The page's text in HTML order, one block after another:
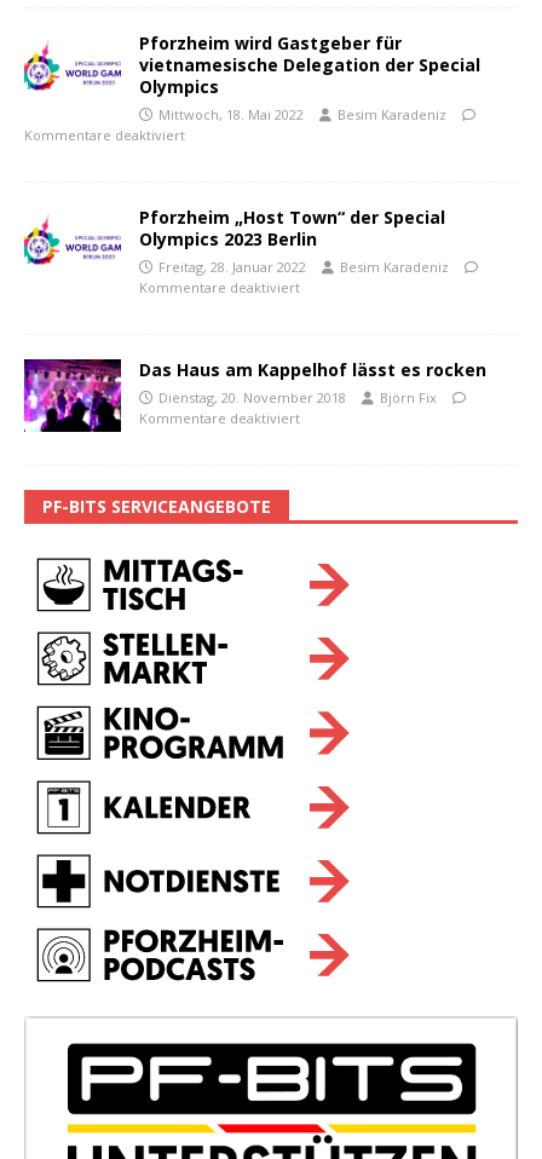
Pforzheim wird Gastgeber für
vietnamesische Delegation der Special
Olympics
Mittwoch, 18. Mai 2022
Besim Karadeniz
Kommentare deaktiviert
Pforzheim „Host Town“ der Special
Olympics 2023 Berlin
Freitag, 28. Januar 2022
Besim Karadeniz
Kommentare deaktiviert
Das Haus am Kappelhof lässt es rocken
Dienstag, 20. November 2018
Björn Fix
Kommentare deaktiviert
PF-BITS SERVICEANGEBOTE